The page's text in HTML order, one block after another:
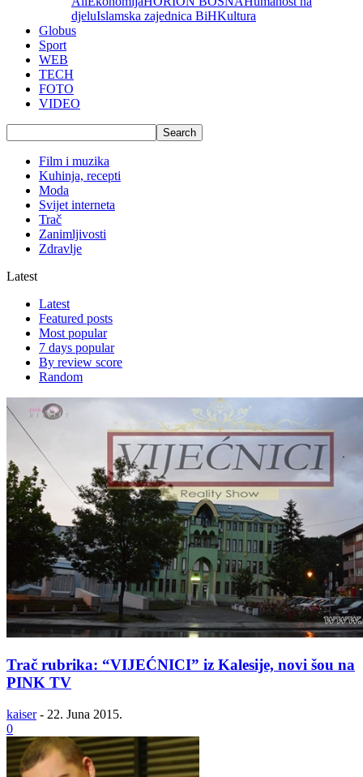
djeluIslamska zajednica BiHKultura
Globus
Sport
WEB
TECH
FOTO
VIDEO
Film i muzika
Kuhinja, recepti
Moda
Svijet interneta
Trač
Zanimljivosti
Zdravlje
Latest
Latest
Featured posts
Most popular
7 days popular
By review score
Random
Trač rubrika: “VIJEĆNICI” iz Kalesije, novi šou na
PINK TV
kaiser - 22. Juna 2015.
0